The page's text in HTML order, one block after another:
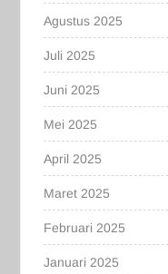
Agustus 2025
Juli 2025
Juni 2025
Mei 2025
April 2025
Maret 2025
Februari 2025
Januari 2025